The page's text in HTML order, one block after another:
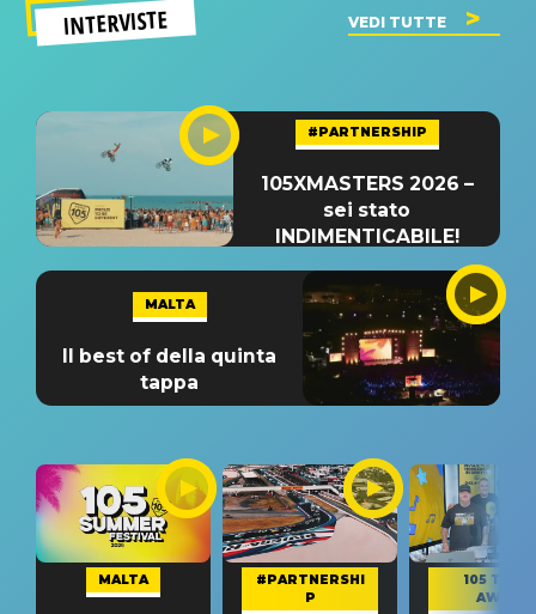
INTERVISTE VEDI TUTTE
#PARTNERSHIP
105XMASTERS 2026 –
sei stato
INDIMENTICABILE!
MALTA
Il best of della quinta
tappa
MALTA
#PARTNERSHI
P
105 TAKE
AWAY